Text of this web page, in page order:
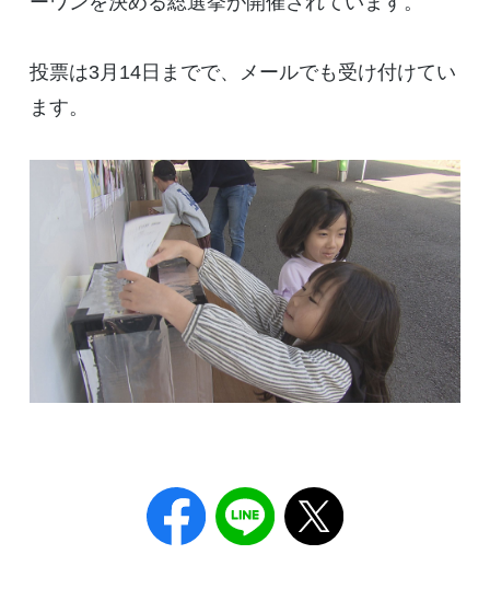
投票は3月14日までで、メールでも受け付けてい
ます。